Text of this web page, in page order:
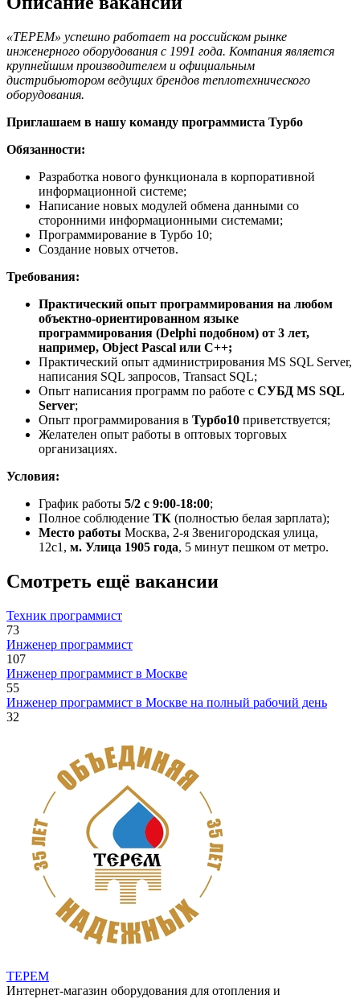
«ТЕРЕМ» успешно работает на российском рынке
инженерного оборудования с 1991 года. Компания является
крупнейшим производителем и официальным
дистрибьютором ведущих брендов теплотехнического
оборудования.
Приглашаем в нашу команду программиста Турбо
Обязанности:
Разработка нового функционала в корпоративной
информационной системе;
Написание новых модулей обмена данными со
сторонними информационными системами;
Программирование в Турбо 10;
Создание новых отчетов.
Требования:
Практический опыт программирования на любом
объектно-ориентированном языке
программирования (Delphi подобном) от 3 лет,
например, Object Pascal или C++;
Практический опыт администрирования MS SQL Server,
написания SQL запросов, Transact SQL;
Опыт написания программ по работе с СУБД MS SQL
Server;
Опыт программирования в Турбо10 приветствуется;
Желателен опыт работы в оптовых торговых
организациях.
Условия:
График работы 5/2 с 9:00-18:00;
Полное соблюдение ТК (полностью белая зарплата);
Место работы Москва, 2-я Звенигородская улица,
12с1, м. Улица 1905 года, 5 минут пешком от метро.
Смотреть ещё вакансии
Техник программист
73
Инженер программист
107
Инженер программист в Москве
55
Инженер программист в Москве на полный рабочий день
32
ТЕРЕМ
Интернет-магазин оборудования для отопления и